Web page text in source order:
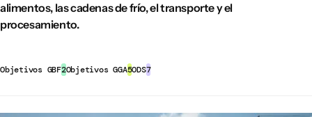
alimentos, las cadenas de frío, el transporte y el
procesamiento.
Objetivos GBF2Objetivos GGA5ODS7